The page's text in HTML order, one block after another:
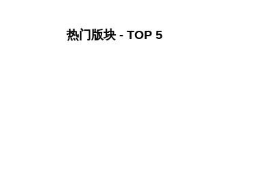
热门版块 - TOP 5